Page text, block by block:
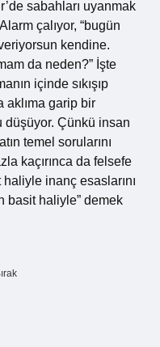
sabahları uyanmak
çalıyor, “bugün
kendine.
da neden?” İşte
içinde sıkışıp
aklıma garip bir
Çünkü insan
temel sorularını
kaçırınca da felsefe
inanç esaslarını
basit haliyle” demek